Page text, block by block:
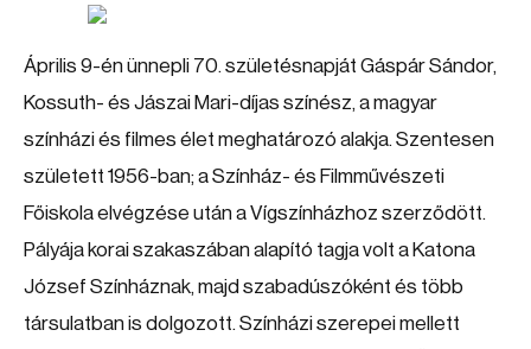
Április 9-én ünnepli 70. születésnapját Gáspár Sándor,
Kossuth- és Jászai Mari-díjas színész, a magyar
színházi és filmes élet meghatározó alakja. Szentesen
született 1956-ban; a Színház- és Filmművészeti
Főiskola elvégzése után a Vígszínházhoz szerződött.
Pályája korai szakaszában alapító tagja volt a Katona
József Színháznak, majd szabadúszóként és több
társulatban is dolgozott. Színházi szerepei mellett